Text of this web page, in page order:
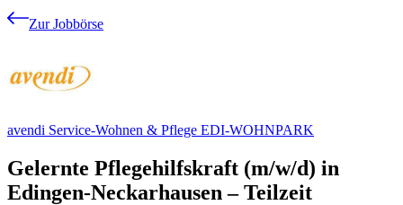
Zur Jobbörse
avendi Service-Wohnen & Pflege EDI-WOHNPARK
Gelernte Pflegehilfskraft (m/w/d) in
Edingen-Neckarhausen – Teilzeit